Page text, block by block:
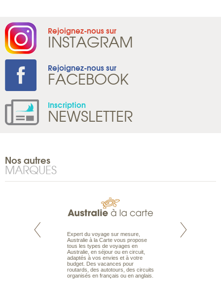
Rejoignez-nous sur
INSTAGRAM
Rejoignez-nous sur
FACEBOOK
Inscription
NEWSLETTER
Nos autres
MARQUES
est le spécialiste
Expert du voyage sur mesure,
Australie à la Carte vous propose
tous les types de voyages en
Australie, en séjour ou en circuit,
adaptés à vos envies et à votre
budget. Des vacances pour
routards, des autotours, des circuits
organisés en français ou en anglais.
Parce qu'ils sont